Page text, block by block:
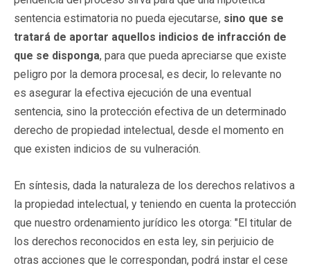
sentencia estimatoria no pueda ejecutarse, sino que se
tratará de aportar aquellos indicios de infracción de
que se disponga, para que pueda apreciarse que existe
peligro por la demora procesal, es decir, lo relevante no
es asegurar la efectiva ejecución de una eventual
sentencia, sino la protección efectiva de un determinado
derecho de propiedad intelectual, desde el momento en
que existen indicios de su vulneración.
En síntesis, dada la naturaleza de los derechos relativos a
la propiedad intelectual, y teniendo en cuenta la protección
que nuestro ordenamiento jurídico les otorga: "El titular de
los derechos reconocidos en esta ley, sin perjuicio de
otras acciones que le correspondan, podrá instar el cese